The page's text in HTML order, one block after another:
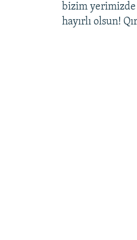
bizim yerimizde
hayırlı olsun!